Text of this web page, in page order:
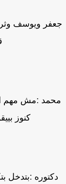
ويوسف وثريا:
:مش مهم انا
كنوز
:بتدخل